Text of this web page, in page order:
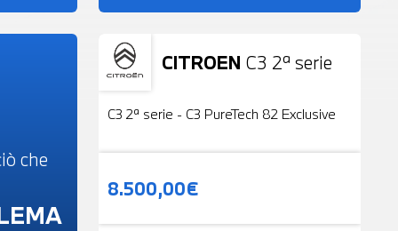
che
CITROEN C3 2ª serie
Usato 19 Foto
C3 2ª serie - C3 PureTech 82 Exclusive
8.500,00€